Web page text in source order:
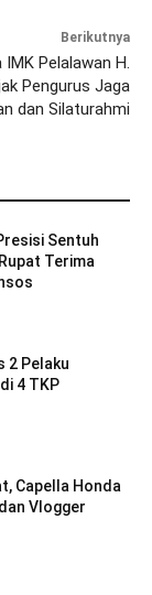
Berikutnya
IMK Pelalawan H.
Pengurus Jaga
dan Silaturahmi
Sentuh
Terima
2 Pelaku
4 TKP
Capella Honda
Vlogger